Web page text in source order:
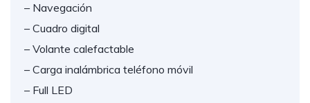
– Navegación
– Cuadro digital
– Volante calefactable
– Carga inalámbrica teléfono móvil
– Full LED